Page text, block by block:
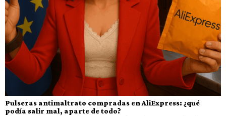
Pulseras antimaltrato compradas en AliExpress: ¿qué
podía salir mal, aparte de todo?